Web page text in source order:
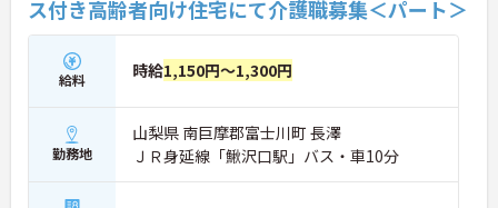
ス付き高齢者向け住宅にて介護職募集＜パート＞
給料 時給1,150円～1,300円
勤務地
山梨県 南巨摩郡富士川町 長澤
ＪＲ身延線「鰍沢口駅」バス・車10分